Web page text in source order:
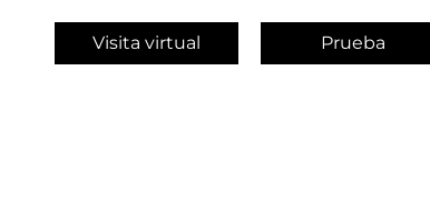
Visita virtual Prueba